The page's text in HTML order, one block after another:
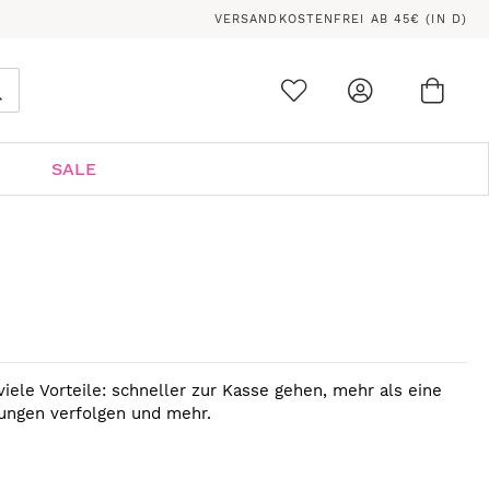
VERSANDKOSTENFREI AB 45€ (IN D)
SALE
Vorteile: schneller zur Kasse gehen, mehr als eine
verfolgen und mehr.